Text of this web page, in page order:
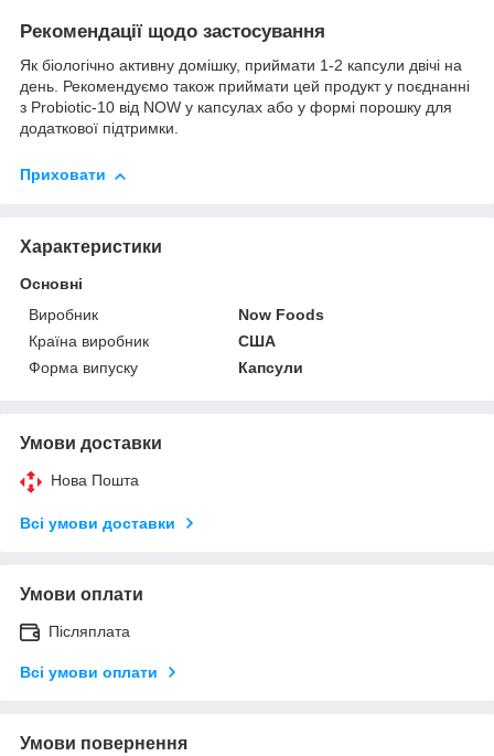
Рекомендації щодо застосування
Як біологічно активну домішку, приймати 1-2 капсули двічі на
день. Рекомендуємо також приймати цей продукт у поєднанні
з Probiotic-10 від NOW у капсулах або у формі порошку для
додаткової підтримки.
Приховати
Характеристики
Основні
Виробник
Now Foods
Країна виробник
США
Форма випуску
Капсули
Умови доставки
Нова Пошта
Всі умови доставки
Умови оплати
Післяплата
Всі умови оплати
Умови повернення